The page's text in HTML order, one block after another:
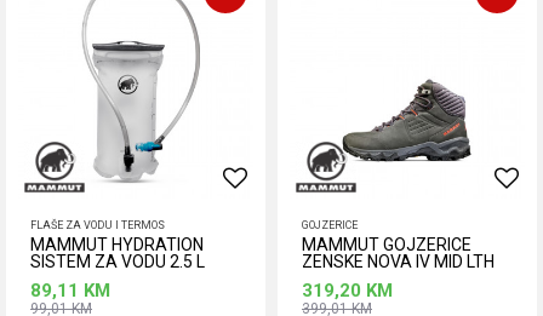
FLAŠE ZA VODU I TERMOS
MAMMUT HYDRATION
SISTEM ZA VODU 2.5 L
89,11 KM
99,01KM
GOJZERICE
MAMMUT GOJZERICE
ZENSKE NOVA IV MID LTH
319,20 KM
399,01KM